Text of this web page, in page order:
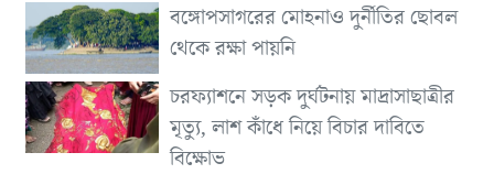
বঙ্গোপসাগরের মোহনাও দুর্নীতির ছোবল
থেকে রক্ষা পায়নি
চরফ্যাশনে সড়ক দুর্ঘটনায় মাদ্রাসাছাত্রীর
মৃত্যু, লাশ কাঁধে নিয়ে বিচার দাবিতে
বিক্ষোভ